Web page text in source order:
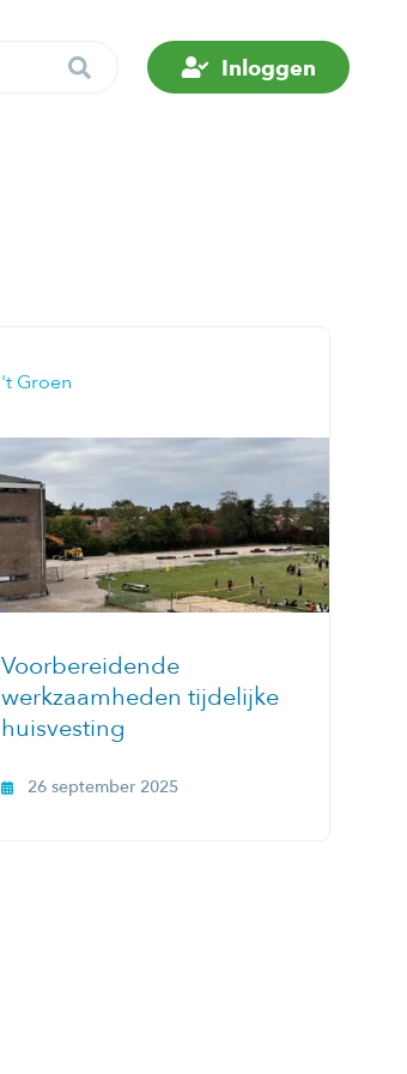
Inloggen
't Groen
Voorbereidende
werkzaamheden tijdelijke
huisvesting
26 september 2025